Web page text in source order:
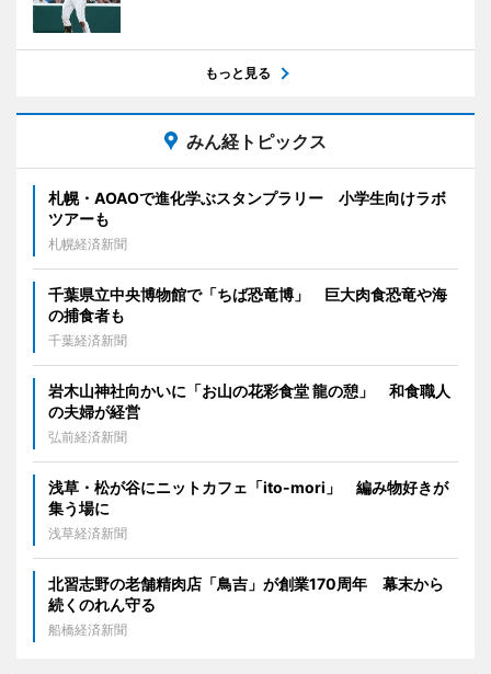
もっと見る
みん経トピックス
札幌・AOAOで進化学ぶスタンプラリー 小学生向けラボ
ツアーも
札幌経済新聞
千葉県立中央博物館で「ちば恐竜博」 巨大肉食恐竜や海
の捕食者も
千葉経済新聞
岩木山神社向かいに「お山の花彩食堂 龍の憩」 和食職人
の夫婦が経営
弘前経済新聞
浅草・松が谷にニットカフェ「ito-mori」 編み物好きが
集う場に
浅草経済新聞
北習志野の老舗精肉店「鳥吉」が創業170周年 幕末から
続くのれん守る
船橋経済新聞